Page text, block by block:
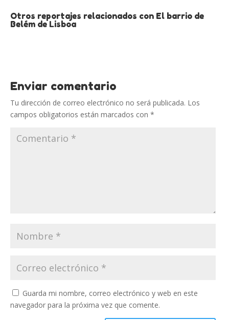
Otros reportajes relacionados con El barrio de
Belém de Lisboa
Enviar comentario
Tu dirección de correo electrónico no será publicada. Los
campos obligatorios están marcados con *
Guarda mi nombre, correo electrónico y web en este
navegador para la próxima vez que comente.